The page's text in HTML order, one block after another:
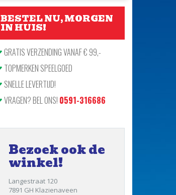
BESTEL NU, MORGEN
IN HUIS!
GRATIS VERZENDING VANAF € 99,-
TOPMERKEN SPEELGOED
SNELLE LEVERTIJD!
VRAGEN? BEL ONS! 0591-316686
Bezoek ook de
winkel!
Langestraat 120
7891 GH Klazienaveen